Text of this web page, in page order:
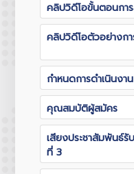
คลิปวิดีโอขั้นตอนกา
คลิปวิดีโอตัวอย่างก
กำหนดการดำเนินงาน
คุณสมบัติผู้สมัคร
เสียงประชาสัมพันธ์
ที่ 3